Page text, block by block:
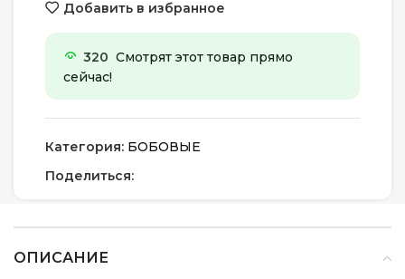
Добавить в избранное
320 Смотрят этот товар прямо
сейчас!
Категория: БОБОВЫЕ
Поделиться:
ОПИСАНИЕ